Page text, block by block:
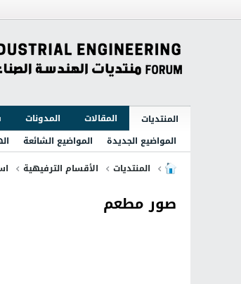
المنتديات المقالات المدونات
المواضيع الجديدة
المواضيع الشائعة
المنتديات
الأقسام الترفيهية
صور مطعم